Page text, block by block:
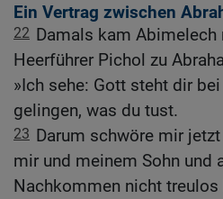
Ein Vertrag zwischen
22 Damals kam
Heerführer Pichol zu
»Ich sehe: Gott steht dir
gelingen, was du tust.
23 Darum schwöre mir
mir und meinem Sohn und
Nachkommen nicht